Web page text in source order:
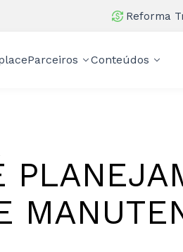
Reforma
Parceiros Conteúdos